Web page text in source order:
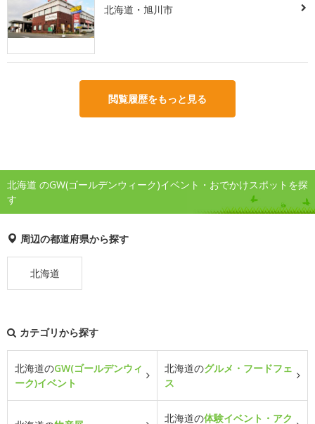
北海道・旭川市
閲覧履歴をもっと見る
北海道 のGW(ゴールデンウィーク)イベント・おでかけスポットを探
す
周辺の都道府県から探す
北海道
カテゴリから探す
北海道のGW(ゴールデンウィ
ーク)イベント
北海道のグルメ・フードフェ
ス
北海道の体験イベント・アク